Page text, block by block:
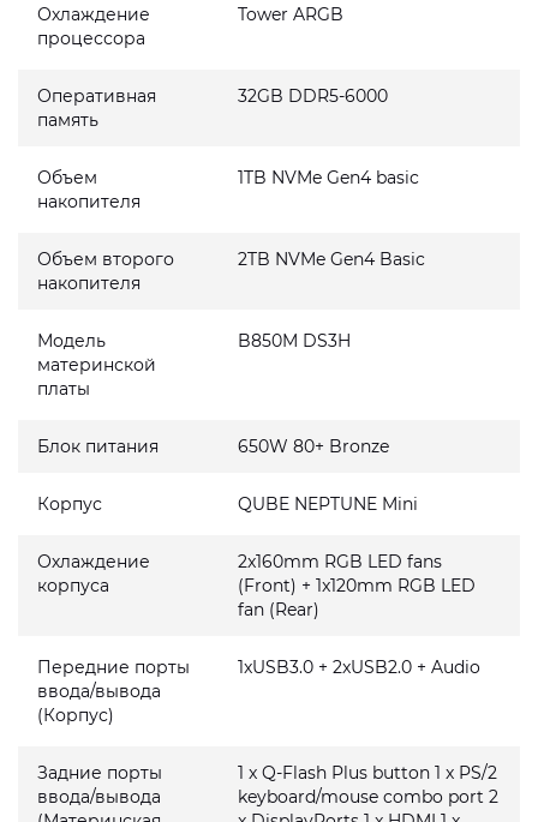
Охлаждение
процессора
Tower ARGB
Оперативная
память
32GB DDR5-6000
Объем
накопителя
1TB NVMe Gen4 basic
Объем второго
накопителя
2TB NVMe Gen4 Basic
Модель
материнской
платы
B850M DS3H
Блок питания 650W 80+ Bronze
Корпус QUBE NEPTUNE Mini
Охлаждение
корпуса
2x160mm RGB LED fans
(Front) + 1x120mm RGB LED
fan (Rear)
Передние порты
ввода/вывода
(Корпус)
1xUSB3.0 + 2xUSB2.0 + Audio
Задние порты
ввода/вывода
1 x Q-Flash Plus button 1 x PS/2
keyboard/mouse combo port 2